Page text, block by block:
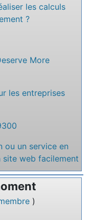
les calculs
?
More
les entreprises
ou un service en
site web facilement
permet de
)